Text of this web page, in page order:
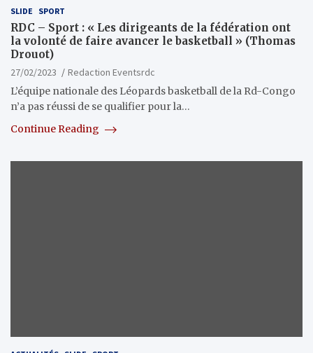
SLIDE SPORT
RDC – Sport : « Les dirigeants de la fédération ont
la volonté de faire avancer le basketball » (Thomas
Drouot)
27/02/2023
Redaction Eventsrdc
L’équipe nationale des Léopards basketball de la Rd-Congo
n’a pas réussi de se qualifier pour la…
Continue Reading